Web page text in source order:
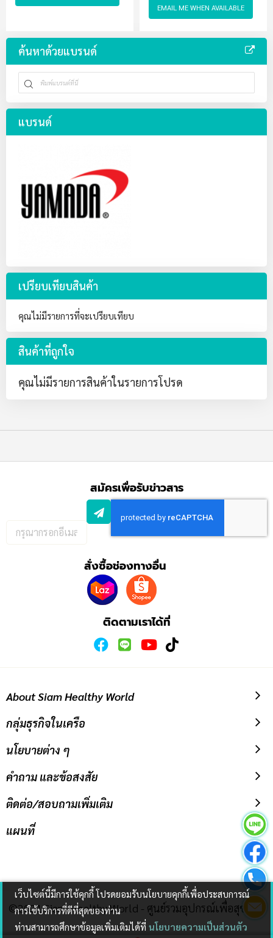
เว็บไซต์นี้มีการใช้คุกกี้ โปรดยอมรับนโยบายคุกกี้เพื่อประสบการณ์
การใช้บริการที่ดีที่สุดของท่าน
ท่านสามารถศึกษาข้อมูลเพิ่มเติมได้ที่ นโยบายความเป็นส่วนตัว
EMAIL ME WHEN AVAILABLE
ค้นหาด้วยแบรนด์
แบรนด์
เปรียบเทียบสินค้า
คุณไม่มีรายการที่จะเปรียบเทียบ
สินค้าที่ถูกใจ
คุณไม่มีรายการสินค้าในรายการโปรด
สมัครเพื่อรับข่าวสาร
อีเมล
สั่งซื้อช่องทางอื่น
ติดตามเราได้ที่
About Siam Healthy World
กลุ่มธุรกิจในเครือ
นโยบายต่าง ๆ
คำถาม และข้อสงสัย
ติดต่อ/สอบถามเพิ่มเติม
แผนที่
©2021 Siam Healthy World - ศูนย์รวมอุปกรณ์เพื่อสุขภาพ